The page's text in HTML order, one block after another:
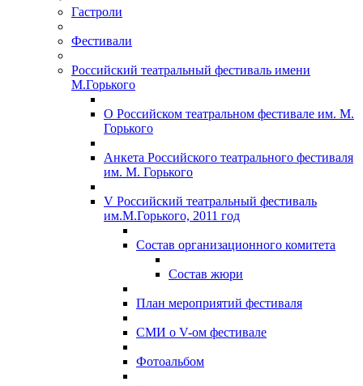
Гастроли
Фестивали
Российский театральный фестиваль имени
М.Горького
О Российском театральном фестивале им. М.
Горького
Анкета Российского театрального фестиваля
им. М. Горького
V Российский театральный фестиваль
им.М.Горького, 2011 год
Состав организационного комитета
Состав жюри
План мероприятий фестиваля
СМИ о V-ом фестивале
Фотоальбом